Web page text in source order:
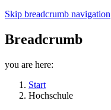
Skip breadcrumb navigation
Breadcrumb
you are here:
Start
Hochschule